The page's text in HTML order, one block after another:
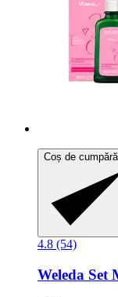
Coș de
4.8 (54)
Weleda Set